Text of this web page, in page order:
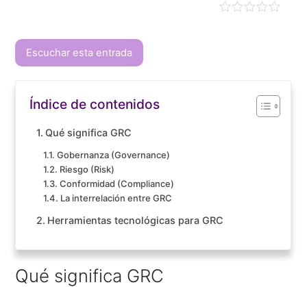
Escuchar esta entrada
Índice de contenidos
Qué significa GRC
Gobernanza (Governance)
Riesgo (Risk)
Conformidad (Compliance)
La interrelación entre GRC
Herramientas tecnológicas para GRC
Qué significa GRC